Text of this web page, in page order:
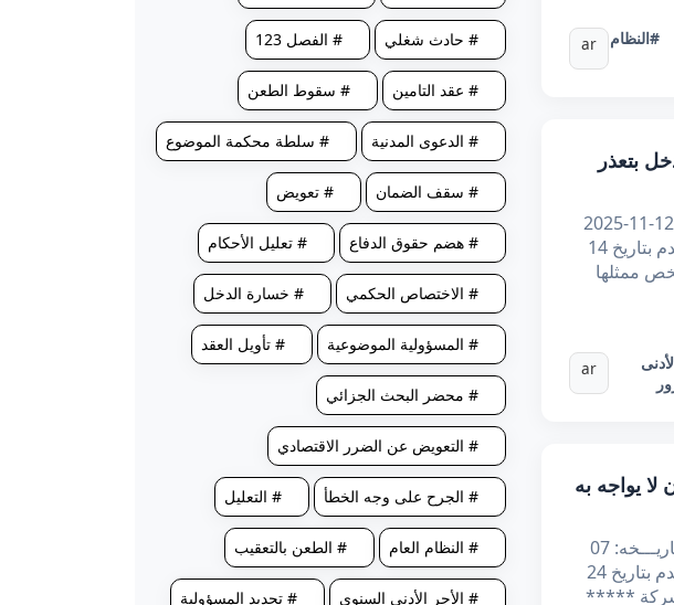
#النظام
ar
الدخل بتعذر
الجمهوريــة التونسيــة وزارة العـدل الحمــد لله محكمــة التعقيــب عـ89477دد تاريخـــه :12-11-2025
أصــدرت محكمة التعقيـب القرار الآتي : بعد الاطلاع على مطلب التعقيب عدد 17521 المقدم بتاريخ 14
ممثلها
ar
الضمان لا يواجه به
الجمهــوريّة التـونـــسيّة وزارة العـــــــــدل محكمــــــة التعقــيب عـ ـدد القرار 78020 تـاريـــخه: 07
نوفمبر 2025 أصدرت محكمة التعقيب القرار التالي : بعد الإطلاع على مطلب التعقيب المقدم بتاريخ 24
- شركة *****
# حادث شغلي # الفصل 123
# عقد التامين # سقوط الطعن
# الدعوى المدنية # سلطة محكمة الموضوع
# سقف الضمان # تعويض
# هضم حقوق الدفاع # تعليل الأحكام
# الاختصاص الحكمي # خسارة الدخل
# المسؤولية الموضوعية # تأويل العقد
# محضر البحث الجزائي
# التعويض عن الضرر الاقتصادي
# الجرح على وجه الخطأ # التعليل
# النظام العام # الطعن بالتعقيب
# الأجر الأدنى السنوي # تحديد المسؤولية